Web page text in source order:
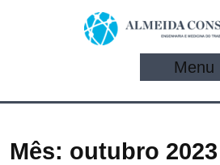
Menu
Mês: outubro 2023